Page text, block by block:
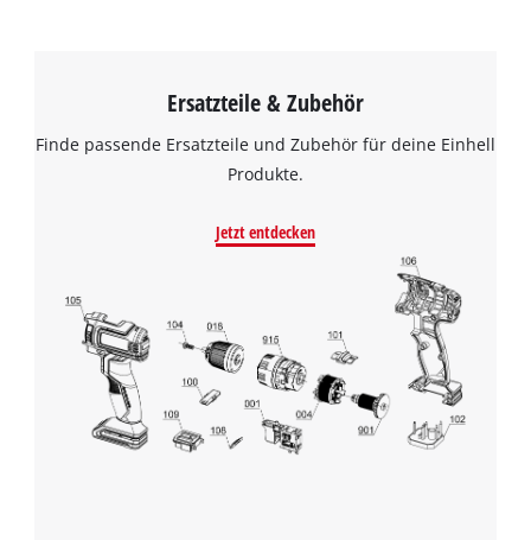
Ersatzteile & Zubehör
Finde passende Ersatzteile und Zubehör für deine Einhell
Produkte.
Jetzt entdecken